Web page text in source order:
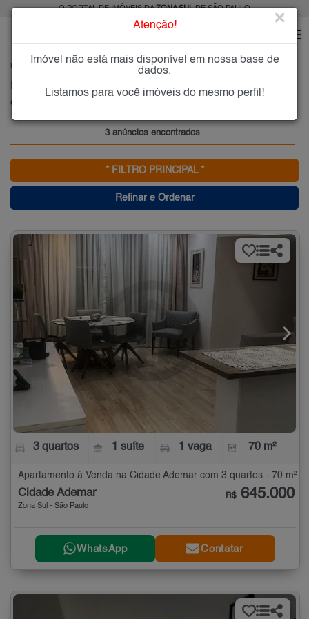
O PORTAL DE IMÓVEIS DAZONA SULDE SÃO PAULO
CIDADE ADEMAR
Imóveis à Venda na Cidade Ademar, Zona Sul de São Paulo
Cidade Ademar, Zona Sul
3 anúncios encontrados
* FILTRO PRINCIPAL *
Refinar e Ordenar
3 quartos 1 suíte 1 vaga 70 m²
Apartamento à Venda na Cidade Ademar com 3 quartos - 70 m²
Cidade Ademar
Zona Sul - São Paulo
R$ 645.000
WhatsApp Contatar
Atenção! ×
Imóvel não está mais disponível em nossa base de
dados.
Listamos para você imóveis do mesmo perfil!